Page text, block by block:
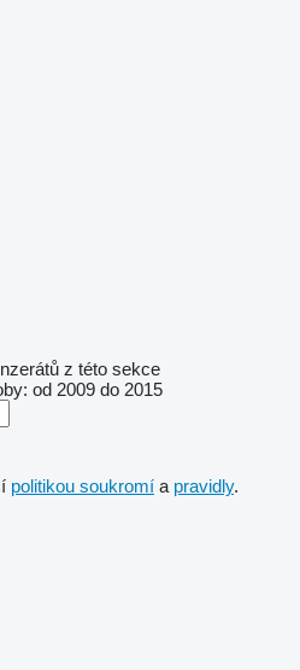
z této sekce
od 2009 do 2015
politikou soukromí a pravidly.